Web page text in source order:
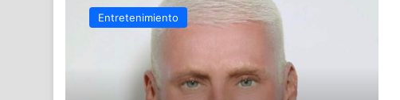
Waithsman
revela
Entretenimiento